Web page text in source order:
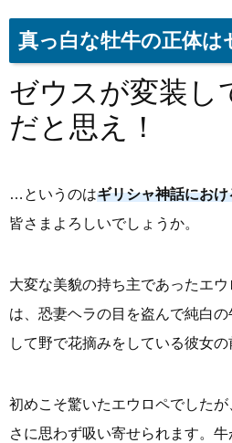
真っ白な牡牛の正体は
ゼウスが変装し
だと思え！
…というのはギリシャ神話にお
皆さまよろしいでしょうか。
大変な美貌の持ち主であったエ
は、恐妻ヘラの目を盗んで純白
して野で花摘みをしている彼女の
初めこそ驚いたエウロペでした
さに思わず吸い寄せられます。